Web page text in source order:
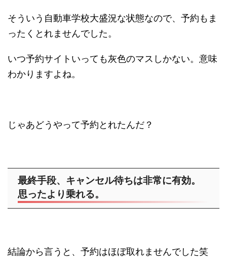
そういう自動車学校大盛況な状態なので、予約もま
ったくとれませんでした。
いつ予約サイトいっても灰色のマスしかない。意味
わかりますよね。
じゃあどうやって予約とれたんだ？
最終手段、キャンセル待ちは非常に有効。
思ったより乗れる。
結論から言うと、予約はほぼ取れませんでした笑